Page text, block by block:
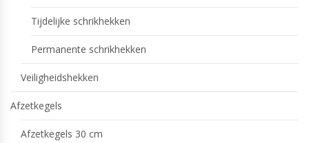
Tijdelijke schrikhekken
Permanente schrikhekken
Veiligheidshekken
Afzetkegels
Afzetkegels 30 cm